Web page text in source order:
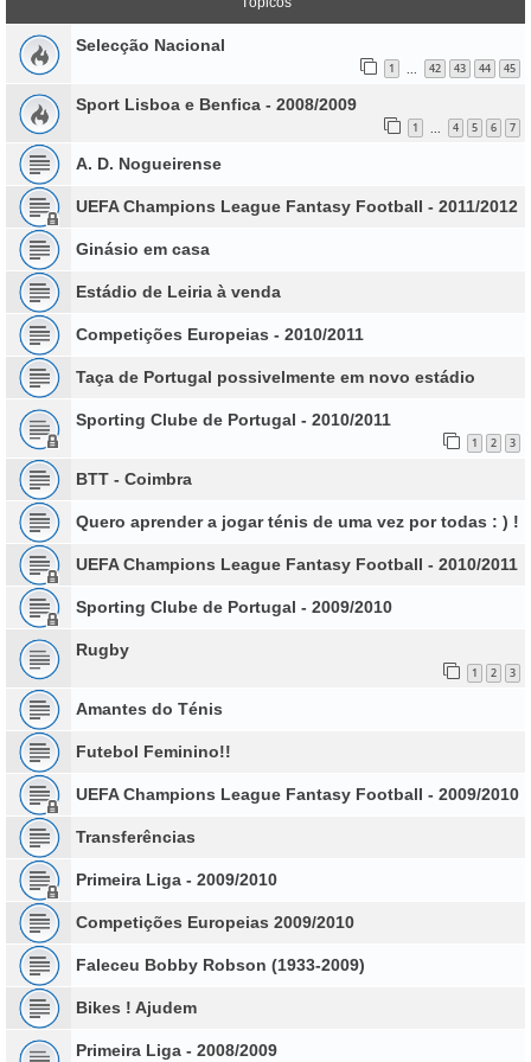
Selecção Nacional
1 ... 42 43 44 45
Sport Lisboa e Benfica - 2008/2009
1 ... 4 5 6 7
A. D. Nogueirense
UEFA Champions League Fantasy Football - 2011/2012
Ginásio em casa
Estádio de Leiria à venda
Competições Europeias - 2010/2011
Taça de Portugal possivelmente em novo estádio
Sporting Clube de Portugal - 2010/2011
1 2 3
BTT - Coimbra
Quero aprender a jogar ténis de uma vez por todas : ) !
UEFA Champions League Fantasy Football - 2010/2011
Sporting Clube de Portugal - 2009/2010
Rugby
1 2 3
Amantes do Ténis
Futebol Feminino!!
UEFA Champions League Fantasy Football - 2009/2010
Transferências
Primeira Liga - 2009/2010
Competições Europeias 2009/2010
Faleceu Bobby Robson (1933-2009)
Bikes ! Ajudem
Primeira Liga - 2008/2009